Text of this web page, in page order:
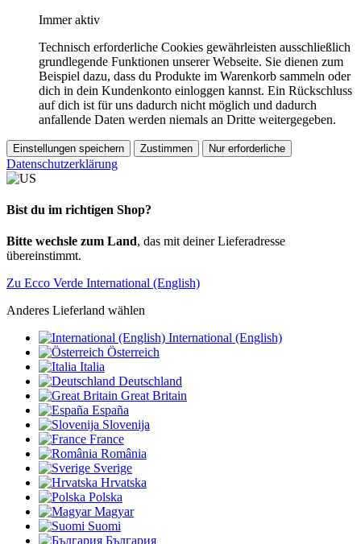
Immer aktiv
Technisch erforderliche Cookies gewährleisten ausschließlich
grundlegende Funktionen unserer Webseite. Sie dienen zum
Beispiel dazu, dass du Produkte im Warenkorb sammeln oder
dich in dein Kundenkonto einloggen kannst. Ein Rückschluss
auf dich ist für uns dadurch nicht möglich und dadurch
anfallende Daten werden niemals an Dritte weitergegeben.
Einstellungen speichern Zustimmen Nur erforderliche
Datenschutzerklärung
Bist du im richtigen Shop?
Bitte wechsle zum Land, das mit deiner Lieferadresse
übereinstimmt.
Zu Ecco Verde International (English)
Anderes Lieferland wählen
International (English)
Österreich
Italia
Deutschland
Great Britain
España
Slovenija
France
România
Sverige
Hrvatska
Polska
Magyar
Suomi
България